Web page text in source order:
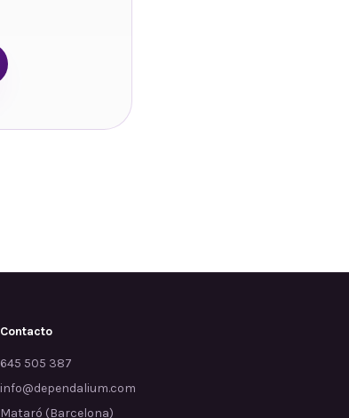
Contacto
645 505 387
info@dependalium.com
Mataró (Barcelona)